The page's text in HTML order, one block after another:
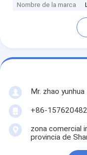
Nombre de la marca
Mr. zhao yunhua
+86-
zona comercial
provincia de